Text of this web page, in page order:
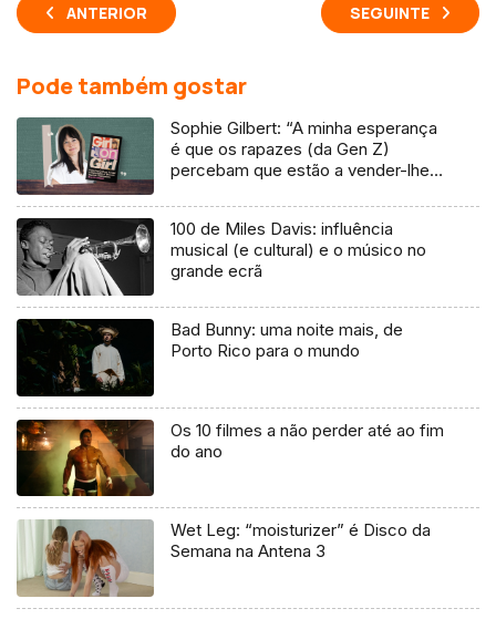
ANTERIOR SEGUINTE
Pode também gostar
Sophie Gilbert: “A minha esperança
é que os rapazes (da Gen Z)
percebam que estão a vender-lhes
100 de Miles Davis: influência
musical (e cultural) e o músico no
grande ecrã
Bad Bunny: uma noite mais, de
Porto Rico para o mundo
Os 10 filmes a não perder até ao fim
do ano
Wet Leg: “moisturizer” é Disco da
Semana na Antena 3